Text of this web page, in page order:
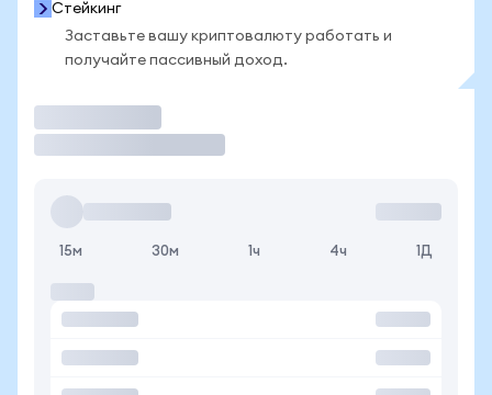
Стейкинг
Заставьте вашу криптовалюту работать и
получайте пассивный доход.
15м 30м 1ч 4ч 1Д